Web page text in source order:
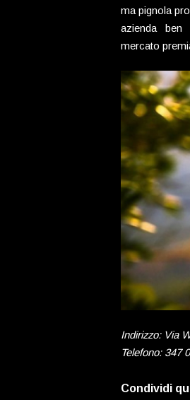
ma pignola
azienda
mercato
Indirizzo: Via
Telefono: 347
Condividi